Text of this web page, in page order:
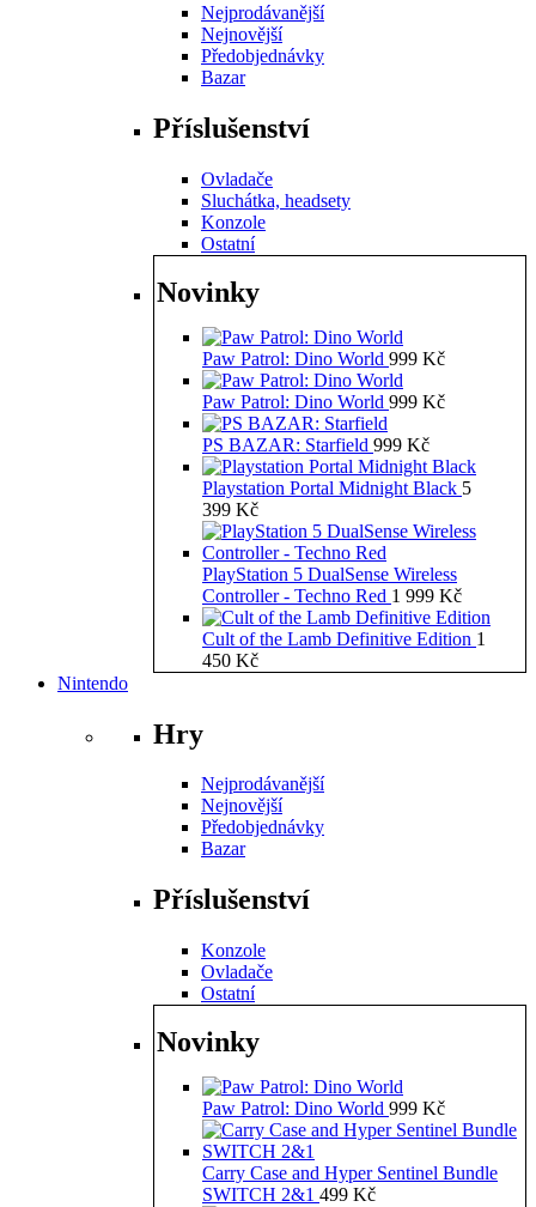
Nejprodávanější
Nejnovější
Předobjednávky
Bazar
Příslušenství
Ovladače
Sluchátka, headsety
Konzole
Ostatní
Novinky
Paw Patrol: Dino World 999 Kč
Paw Patrol: Dino World 999 Kč
PS BAZAR: Starfield 999 Kč
Playstation Portal Midnight Black 5
399 Kč
PlayStation 5 DualSense Wireless
Controller - Techno Red 1 999 Kč
Cult of the Lamb Definitive Edition 1
450 Kč
Nintendo
Hry
Nejprodávanější
Nejnovější
Předobjednávky
Bazar
Příslušenství
Konzole
Ovladače
Ostatní
Novinky
Paw Patrol: Dino World 999 Kč
Carry Case and Hyper Sentinel Bundle
SWITCH 2&1 499 Kč